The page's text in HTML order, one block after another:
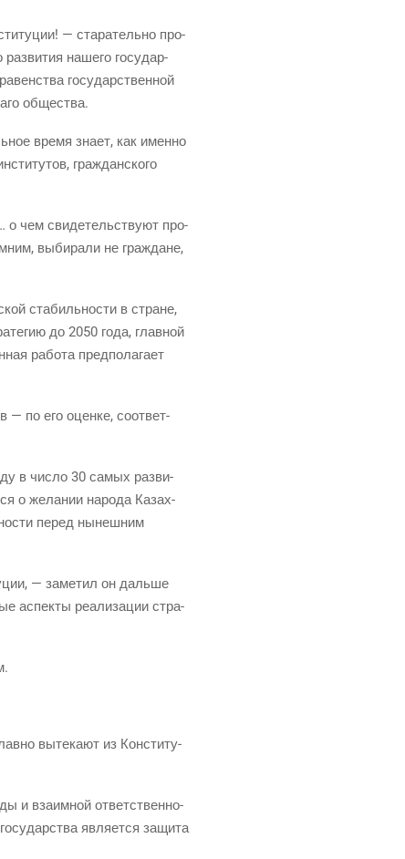
— ста­ра­тель­но про­
наше­го госу­дар­
госу­дар­ствен­ной
общества.
вре­мя зна­ет, как имен­но
граж­дан­ско­го
о чем сви­де­тель­ству­ют про­
выби­ра­ли не граж­дане,
ста­биль­но­сти в стране,
до 2050 года, глав­ной
рабо­та пред­по­ла­га­ет
— по его оцен­ке, соот­вет­
в чис­ло 30 самых раз­ви­
о жела­нии наро­да Казах­
перед нынеш­ним
— заме­тил он даль­ше
аспек­ты реа­ли­за­ции стра­
выте­ка­ют из Кон­сти­ту­
и вза­им­ной ответ­ствен­но­
явля­ет­ся защи­та